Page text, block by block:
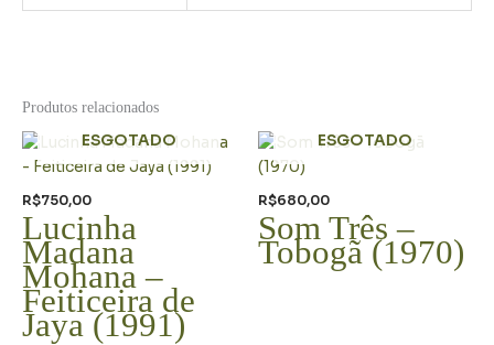
Produtos relacionados
ESGOTADO
R$750,00
Lucinha
Madana
Mohana –
Feiticeira de
Jaya (1991)
ESGOTADO
R$680,00
Som Três –
Tobogã (1970)